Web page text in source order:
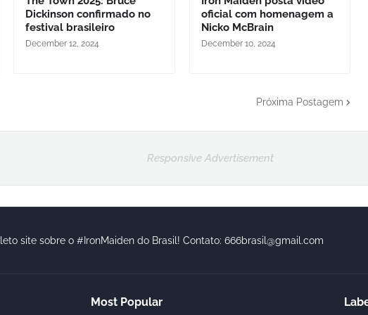
Dickinson confirmado no
festival brasileiro
December 12, 2024
oficial com homenagem a
Nicko McBrain
December 10, 2024
Próxima Postagem
Responsive Advertisement
site sobre o #IronMaiden do Brasil! Contato: 666brasil@gmail.com
Most Popular